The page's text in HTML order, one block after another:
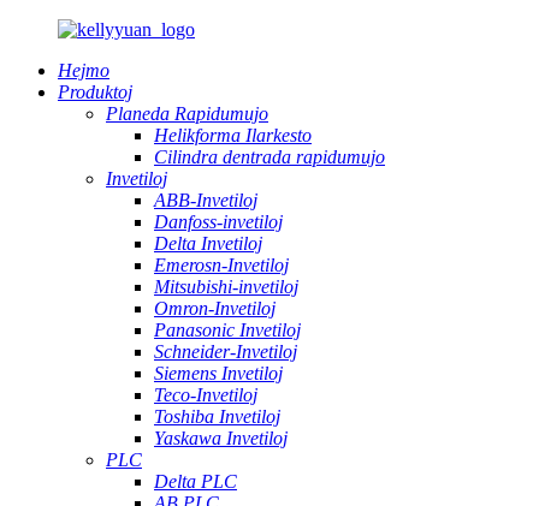
Hejmo
Produktoj
Planeda Rapidumujo
Helikforma Ilarkesto
Cilindra dentrada rapidumujo
Invetiloj
ABB-Invetiloj
Danfoss-invetiloj
Delta Invetiloj
Emerosn-Invetiloj
Mitsubishi-invetiloj
Omron-Invetiloj
Panasonic Invetiloj
Schneider-Invetiloj
Siemens Invetiloj
Teco-Invetiloj
Toshiba Invetiloj
Yaskawa Invetiloj
PLC
Delta PLC